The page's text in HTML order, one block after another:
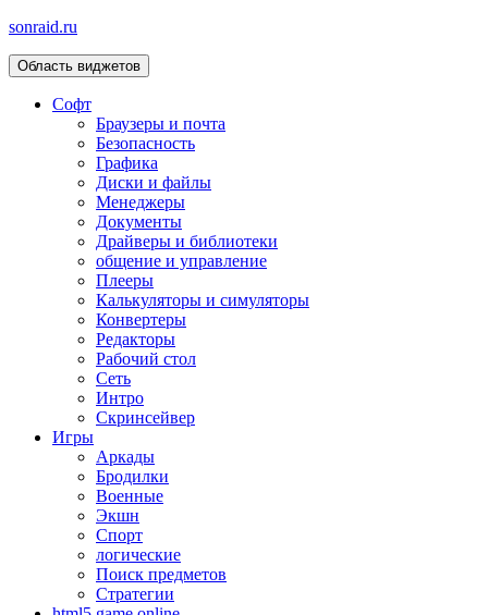
sonraid.ru
Скачивай программы, мини игры
Область виджетов
Софт
Браузеры и почта
Безопасность
Графика
Диски и файлы
Менеджеры
Документы
Драйверы и библиотеки
общение и управление
Плееры
Калькуляторы и симуляторы
Конвертеры
Редакторы
Рабочий стол
Сеть
Интро
Скринсейвер
Игры
Аркады
Бродилки
Военные
Экшн
Спорт
логические
Поиск предметов
Стратегии